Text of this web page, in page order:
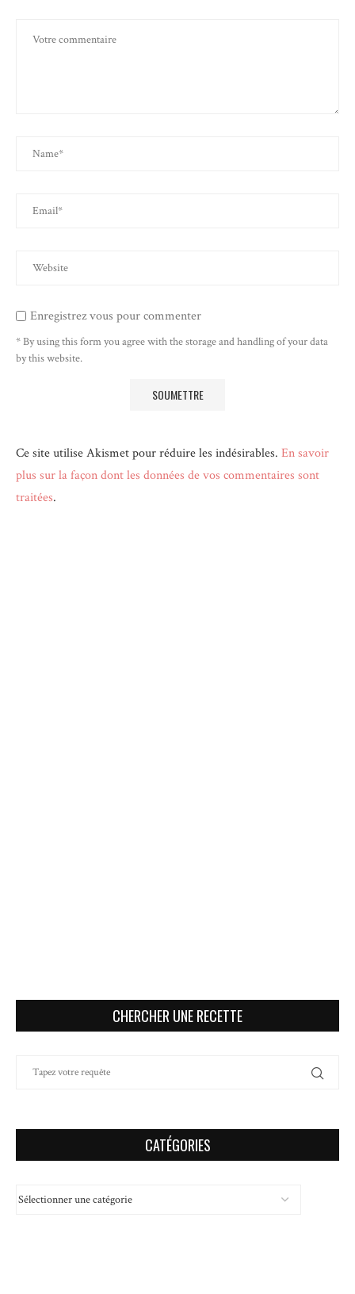
Enregistrez vous pour commenter
* By using this form you agree with the storage and handling of your data
by this website.
Ce site utilise Akismet pour réduire les indésirables. En savoir
plus sur la façon dont les données de vos commentaires sont
traitées.
CHERCHER UNE RECETTE
CATÉGORIES